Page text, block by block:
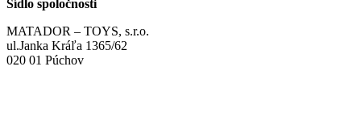
Sídlo spoločnosti
MATADOR – TOYS, s.r.o.
ul.Janka Kráľa 1365/62
020 01 Púchov